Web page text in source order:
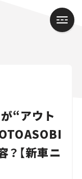
“アウト
？【新車ニ